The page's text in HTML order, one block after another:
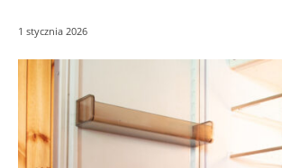
1 stycznia 2026